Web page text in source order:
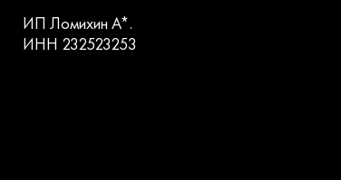
ИП Ломихин А*.
ИНН 232523253